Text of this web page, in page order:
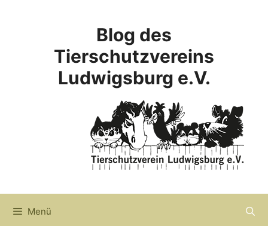
Blog des
Tierschutzvereins
Ludwigsburg e.V.
Menü